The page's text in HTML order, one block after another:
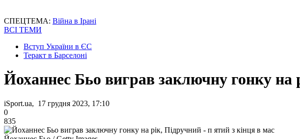
СПЕЦТЕМА: Війна в Ірані
ВСІ ТЕМИ
Вступ України в ЄС
Теракт в Барселоні
Йоханнес Бьо виграв заключну гонку на
iSport.ua, 17 грудня 2023, 17:10
0
835